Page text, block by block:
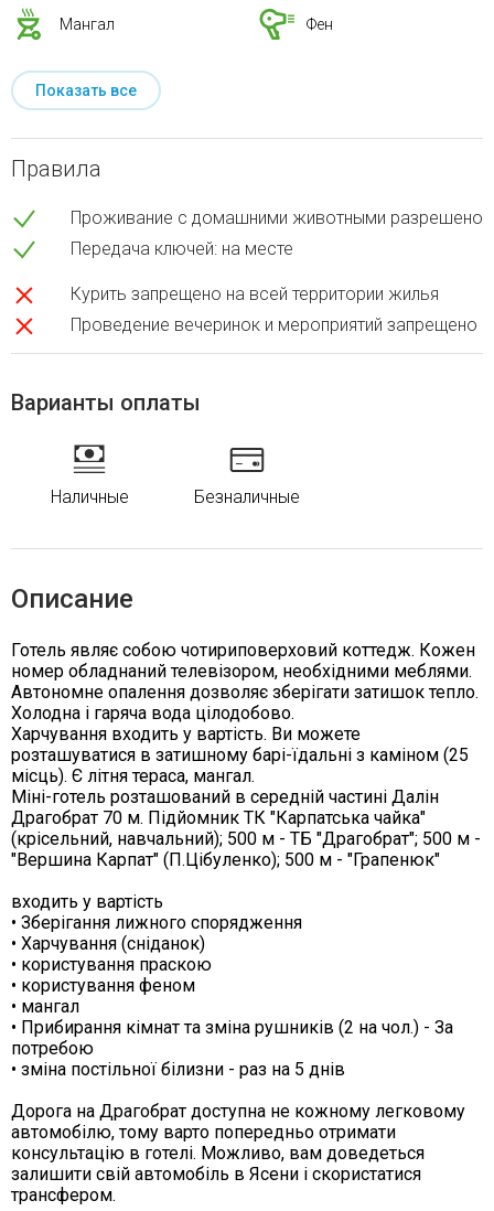
Мангал Фен
Показать все
Правила
Проживание с домашними животными разрешено
Передача ключей: на месте
Курить запрещено на всей территории жилья
Проведение вечеринок и мероприятий запрещено
Варианты оплаты
Наличные Безналичные
Описание
Готель являє собою чотириповерховий коттедж. Кожен
номер обладнаний телевізором, необхідними меблями.
Автономне опалення дозволяє зберігати затишок тепло.
Холодна і гаряча вода цілодобово.
Харчування входить у вартість. Ви можете
розташуватися в затишному барі-їдальні з каміном (25
місць). Є літня тераса, мангал.
Міні-готель розташований в середній частині Далін
Драгобрат 70 м. Підйомник ТК "Карпатська чайка"
(крісельний, навчальний); 500 м - ТБ "Драгобрат"; 500 м -
"Вершина Карпат" (П.Цібуленко); 500 м - "Грапенюк"
входить у вартість
• Зберігання лижного спорядження
• Харчування (сніданок)
• користування праскою
• користування феном
• мангал
• Прибирання кімнат та зміна рушників (2 на чол.) - За
потребою
• зміна постільної білизни - раз на 5 днів
Дорога на Драгобрат доступна не кожному легковому
автомобілю, тому варто попередньо отримати
консультацію в готелі. Можливо, вам доведеться
залишити свій автомобіль в Ясени і скористатися
трансфером.